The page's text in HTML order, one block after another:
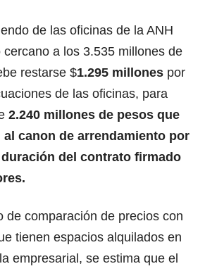
de las oficinas de la ANH
a los 3.535 millones de
restarse $1.295 millones por
de las oficinas, para
2.240 millones de pesos que
canon de arrendamiento por
del contrato firmado
de comparación de precios con
tienen espacios alquilados en
empresarial, se estima que el